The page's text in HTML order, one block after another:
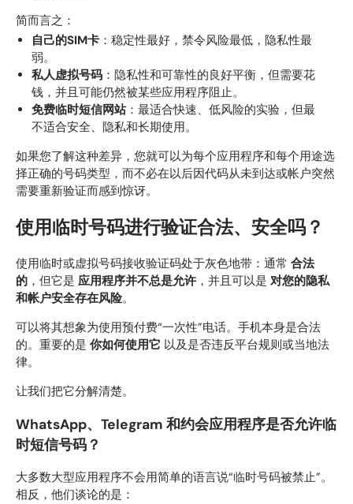
简而言之：
自己的SIM卡 ：稳定性最好，禁令风险最低，隐私性最
弱。
私人虚拟号码 ：隐私性和可靠性的良好平衡，但需要花
钱，并且可能仍然被某些应用程序阻止。
免费临时短信网站：最适合快速、低风险的实验，但最
不适合安全、隐私和长期使用。
如果您了解这种差异，您就可以为每个应用程序和每个用途选
择正确的号码类型，而不必在以后因代码从未到达或帐户突然
需要重新验证而感到惊讶。
使用临时号码进行验证合法、安全吗？
使用临时或虚拟号码接收验证码处于灰色地带：通常 合法
的 ，但它是 应用程序并不总是允许 ，并且可以是 对您的隐私
和帐户安全存在风险。
可以将其想象为使用预付费“一次性”电话。手机本身是合法
的。重要的是 你如何使用它 以及是否违反平台规则或当地法
律。
让我们把它分解清楚。
WhatsApp、Telegram 和约会应用程序是否允许临
时短信号码？
大多数大型应用程序不会用简单的语言说“临时号码被禁止”。
相反，他们谈论的是：